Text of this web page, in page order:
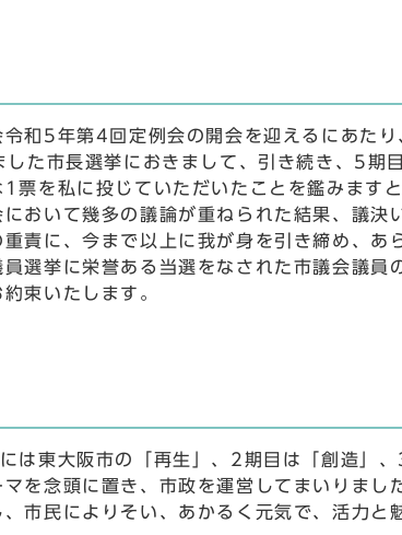
和5年第4回定例会の開会を迎えるにあた
た市長選挙におきまして、引き続き、5期
票を私に投じていただいたことを鑑みま
おいて幾多の議論が重ねられた結果、議
責に、今まで以上に我が身を引き締め、
選挙に栄誉ある当選をなされた市議会議
束いたします。
は東大阪市の「再生」、2期目は「創造」
を念頭に置き、市政を運営してまいりま
市民によりそい、あかるく元気で、活力と